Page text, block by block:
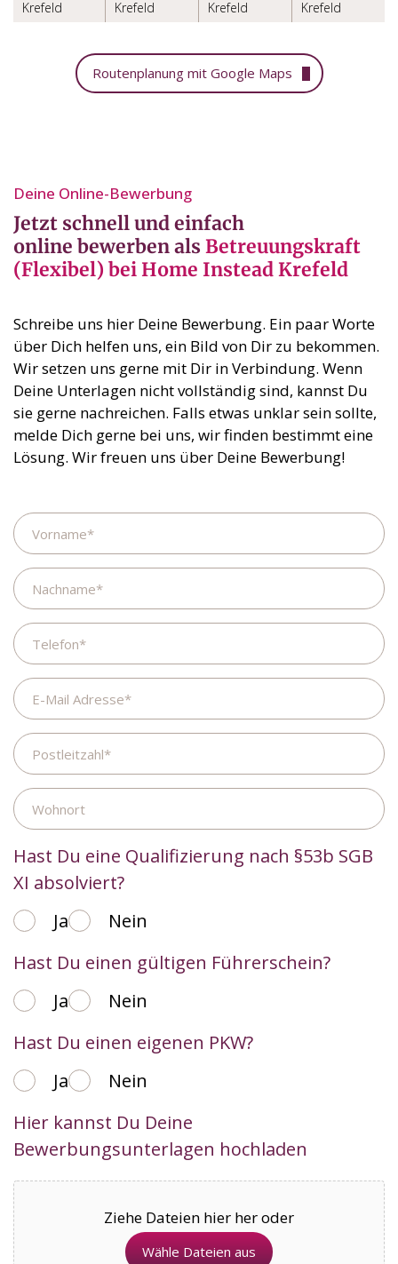
Krefeld Krefeld Krefeld Krefeld
Routenplanung mit Google Maps
Deine Online-Bewerbung⁣
Jetzt schnell und einfach
online bewerben als Betreuungskraft
(Flexibel) bei Home Instead Krefeld
Schreibe uns hier Deine Bewerbung. Ein paar Worte
über Dich helfen uns, ein Bild von Dir zu bekommen.
Wir setzen uns gerne mit Dir in Verbindung. Wenn
Deine Unterlagen nicht vollständig sind, kannst Du
sie gerne nachreichen. Falls etwas unklar sein sollte,
melde Dich gerne bei uns, wir finden bestimmt eine
Lösung. Wir freuen uns über Deine Bewerbung!
Name
Nachname
Telefon
E-
Mail
Adresse
Postleitzahl
Wohnort
Hast Du eine Qualifizierung nach §53b SGB
XI absolviert?
Ja
Nein
Hast Du einen gültigen Führerschein?
Ja
Nein
Hast Du einen eigenen PKW?
Ja
Nein
Hier kannst Du Deine
Bewerbungsunterlagen hochladen
Ziehe Dateien hier her oder
Wähle Dateien aus